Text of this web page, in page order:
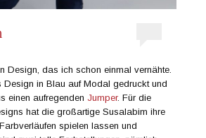
Design, das ich schon einmal vernähte.
Design in Blau auf Modal gedruckt und
einen aufregenden Jumper. Für die
hat die großartige Susalabim ihre
spielen lassen und